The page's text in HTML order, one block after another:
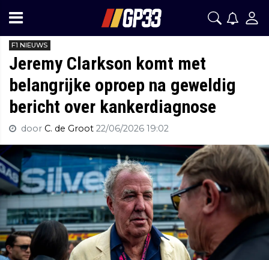
F1 NIEUWS
Jeremy Clarkson komt met
belangrijke oproep na geweldig
bericht over kankerdiagnose
door C. de Groot 22/06/2026 19:02